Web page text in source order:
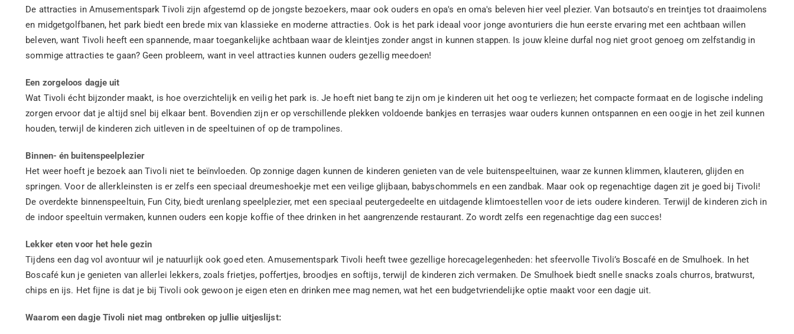
De attracties in Amusementspark Tivoli zijn afgestemd op de jongste bezoekers, maar ook ouders en opa's en oma's beleven hier veel plezier. Van botsauto's en treintjes tot draaimolens
en midgetgolfbanen, het park biedt een brede mix van klassieke en moderne attracties. Ook is het park ideaal voor jonge avonturiers die hun eerste ervaring met een achtbaan willen
beleven, want Tivoli heeft een spannende, maar toegankelijke achtbaan waar de kleintjes zonder angst in kunnen stappen. Is jouw kleine durfal nog niet groot genoeg om zelfstandig in
sommige attracties te gaan? Geen probleem, want in veel attracties kunnen ouders gezellig meedoen!
Een zorgeloos dagje uit
Wat Tivoli écht bijzonder maakt, is hoe overzichtelijk en veilig het park is. Je hoeft niet bang te zijn om je kinderen uit het oog te verliezen; het compacte formaat en de logische indeling
zorgen ervoor dat je altijd snel bij elkaar bent. Bovendien zijn er op verschillende plekken voldoende bankjes en terrasjes waar ouders kunnen ontspannen en een oogje in het zeil kunnen
houden, terwijl de kinderen zich uitleven in de speeltuinen of op de trampolines.
Binnen- én buitenspeelplezier
Het weer hoeft je bezoek aan Tivoli niet te beïnvloeden. Op zonnige dagen kunnen de kinderen genieten van de vele buitenspeeltuinen, waar ze kunnen klimmen, klauteren, glijden en
springen. Voor de allerkleinsten is er zelfs een speciaal dreumeshoekje met een veilige glijbaan, babyschommels en een zandbak. Maar ook op regenachtige dagen zit je goed bij Tivoli!
De overdekte binnenspeeltuin, Fun City, biedt urenlang speelplezier, met een speciaal peutergedeelte en uitdagende klimtoestellen voor de iets oudere kinderen. Terwijl de kinderen zich in
de indoor speeltuin vermaken, kunnen ouders een kopje koffie of thee drinken in het aangrenzende restaurant. Zo wordt zelfs een regenachtige dag een succes!
Lekker eten voor het hele gezin
Tijdens een dag vol avontuur wil je natuurlijk ook goed eten. Amusementspark Tivoli heeft twee gezellige horecagelegenheden: het sfeervolle Tivoli’s Boscafé en de Smulhoek. In het
Boscafé kun je genieten van allerlei lekkers, zoals frietjes, poffertjes, broodjes en softijs, terwijl de kinderen zich vermaken. De Smulhoek biedt snelle snacks zoals churros, bratwurst,
chips en ijs. Het fijne is dat je bij Tivoli ook gewoon je eigen eten en drinken mee mag nemen, wat het een budgetvriendelijke optie maakt voor een dagje uit.
Waarom een dagje Tivoli niet mag ontbreken op jullie uitjeslijst: